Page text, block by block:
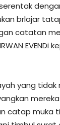
brlajar
catatan
yang
catap muka